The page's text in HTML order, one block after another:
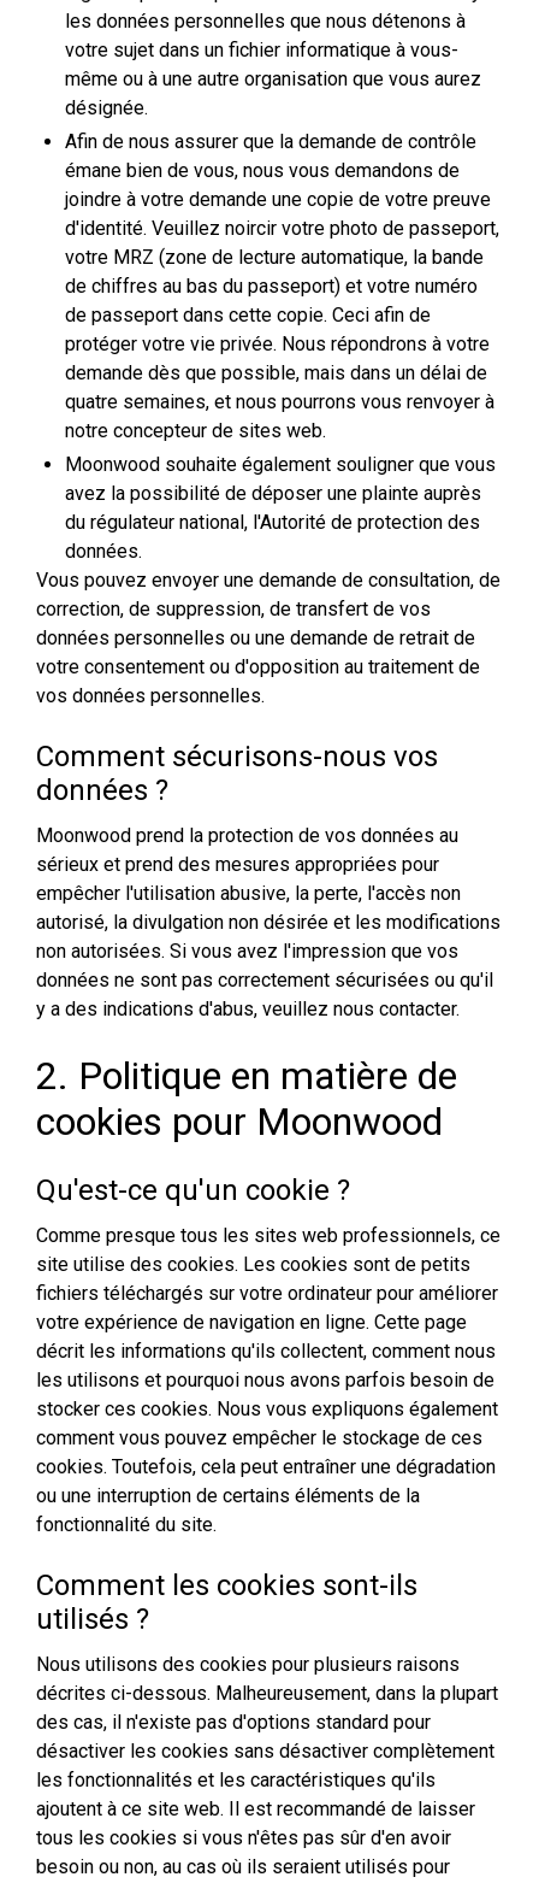
les données personnelles que nous détenons à
votre sujet dans un fichier informatique à vous-
même ou à une autre organisation que vous aurez
désignée.
Afin de nous assurer que la demande de contrôle
émane bien de vous, nous vous demandons de
joindre à votre demande une copie de votre preuve
d'identité. Veuillez noircir votre photo de passeport,
votre MRZ (zone de lecture automatique, la bande
de chiffres au bas du passeport) et votre numéro
de passeport dans cette copie. Ceci afin de
protéger votre vie privée. Nous répondrons à votre
demande dès que possible, mais dans un délai de
quatre semaines, et nous pourrons vous renvoyer à
notre concepteur de sites web.
Moonwood souhaite également souligner que vous
avez la possibilité de déposer une plainte auprès
du régulateur national, l'Autorité de protection des
données.
Vous pouvez envoyer une demande de consultation, de
correction, de suppression, de transfert de vos
données personnelles ou une demande de retrait de
votre consentement ou d'opposition au traitement de
vos données personnelles.
Comment sécurisons-nous vos
données ?
Moonwood prend la protection de vos données au
sérieux et prend des mesures appropriées pour
empêcher l'utilisation abusive, la perte, l'accès non
autorisé, la divulgation non désirée et les modifications
non autorisées. Si vous avez l'impression que vos
données ne sont pas correctement sécurisées ou qu'il
y a des indications d'abus, veuillez nous contacter.
2. Politique en matière de
cookies pour Moonwood
Qu'est-ce qu'un cookie ?
Comme presque tous les sites web professionnels, ce
site utilise des cookies. Les cookies sont de petits
fichiers téléchargés sur votre ordinateur pour améliorer
votre expérience de navigation en ligne. Cette page
décrit les informations qu'ils collectent, comment nous
les utilisons et pourquoi nous avons parfois besoin de
stocker ces cookies. Nous vous expliquons également
comment vous pouvez empêcher le stockage de ces
cookies. Toutefois, cela peut entraîner une dégradation
ou une interruption de certains éléments de la
fonctionnalité du site.
Comment les cookies sont-ils
utilisés ?
Nous utilisons des cookies pour plusieurs raisons
décrites ci-dessous. Malheureusement, dans la plupart
des cas, il n'existe pas d'options standard pour
désactiver les cookies sans désactiver complètement
les fonctionnalités et les caractéristiques qu'ils
ajoutent à ce site web. Il est recommandé de laisser
tous les cookies si vous n'êtes pas sûr d'en avoir
besoin ou non, au cas où ils seraient utilisés pour